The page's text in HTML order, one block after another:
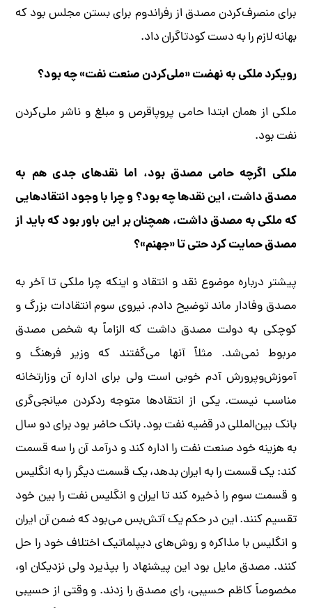
برای منصرف‌کردن مصدق از رفراندوم برای بستن مجلس بود که
بهانه لازم را به دست کودتاگران داد.
رویکرد ملکی به نهضت «ملی‌کردن صنعت نفت» چه بود؟
ملکی از همان ابتدا حامی پروپاقرص و مبلغ و ناشر ملی‌کردن
نفت بود.
ملکی اگرچه حامی مصدق بود، اما نقدهای جدی هم به
مصدق داشت، این نقدها چه بود؟ و چرا با وجود انتقادهایی
که ملکی به مصدق داشت، همچنان بر این باور بود که باید از
مصدق حمایت کرد حتی تا «جهنم»؟
پیشتر درباره موضوع نقد و انتقاد و اینکه چرا ملکی تا آخر به
مصدق وفادار ماند توضیح دادم. نیروی سوم انتقادات بزرگ و
کوچکی به دولت مصدق داشت که الزاماً به شخص مصدق
مربوط نمی‌شد. مثلاً آنها می‌گفتند که وزیر فرهنگ و
آموزش‌وپرورش آدم خوبی است ولی برای اداره آن وزارتخانه
مناسب نیست. یکی از انتقادها متوجه ردکردن میانجی‌گری
بانک بین‌المللی در قضیه نفت بود. بانک حاضر بود برای دو سال
به هزینه خود صنعت نفت را اداره کند و درآمد آن را سه قسمت
کند: یک قسمت را به ایران بدهد، یک قسمت دیگر را به انگلیس
و قسمت سوم را ذخیره کند تا ایران و انگلیس نفت را بین خود
تقسیم کنند. این در حکم یک آتش‌بس می‌بود که ضمن آن ایران
و انگلیس با مذاکره و روش‌های دیپلماتیک اختلاف خود را حل
کنند. مصدق مایل بود این پیشنهاد را بپذیرد ولی نزدیکان او،
مخصوصاً کاظم حسیبی، رای مصدق را زدند. و وقتی از حسیبی